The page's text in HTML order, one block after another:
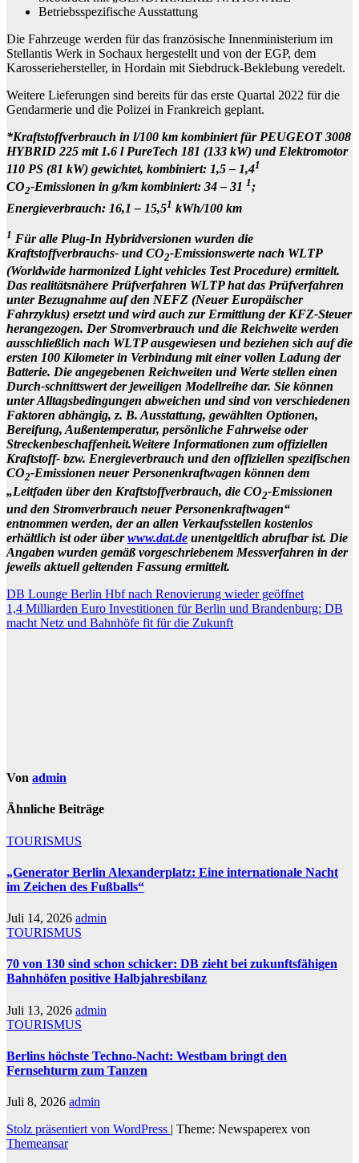
Betriebsspezifische Ausstattung
Die Fahrzeuge werden für das französische Innenministerium im
Stellantis Werk in Sochaux hergestellt und von der EGP, dem
Karosseriehersteller, in Hordain mit Siebdruck-Beklebung veredelt.
Weitere Lieferungen sind bereits für das erste Quartal 2022 für die
Gendarmerie und die Polizei in Frankreich geplant.
*Kraftstoffverbrauch in l/100 km kombiniert für PEUGEOT 3008
HYBRID 225 mit 1.6 l PureTech 181 (133 kW) und Elektromotor
110 PS (81 kW) gewichtet, kombiniert: 1,5 – 1,41
CO2-Emissionen in g/km kombiniert: 34 – 31 1;
Energieverbrauch: 16,1 – 15,51 kWh/100 km
1 Für alle Plug-In Hybridversionen wurden die
Kraftstoffverbrauchs- und CO2-Emissionswerte nach WLTP
(Worldwide harmonized Light vehicles Test Procedure) ermittelt.
Das realitätsnähere Prüfverfahren WLTP hat das Prüfverfahren
unter Bezugnahme auf den NEFZ (Neuer Europäischer
Fahrzyklus) ersetzt und wird auch zur Ermittlung der KFZ-Steuer
herangezogen. Der Stromverbrauch und die Reichweite werden
ausschließlich nach WLTP ausgewiesen und beziehen sich auf die
ersten 100 Kilometer in Verbindung mit einer vollen Ladung der
Batterie. Die angegebenen Reichweiten und Werte stellen einen
Durch-schnittswert der jeweiligen Modellreihe dar. Sie können
unter Alltagsbedingungen abweichen und sind von verschiedenen
Faktoren abhängig, z. B. Ausstattung, gewählten Optionen,
Bereifung, Außentemperatur, persönliche Fahrweise oder
Streckenbeschaffenheit.Weitere Informationen zum offiziellen
Kraftstoff- bzw. Energieverbrauch und den offiziellen spezifischen
CO2-Emissionen neuer Personenkraftwagen können dem
„Leitfaden über den Kraftstoffverbrauch, die CO2-Emissionen
und den Stromverbrauch neuer Personenkraftwagen“
entnommen werden, der an allen Verkaufsstellen kostenlos
erhältlich ist oder überwww.dat.de unentgeltlich abrufbar ist. Die
Angaben wurden gemäß vorgeschriebenem Messverfahren in der
jeweils aktuell geltenden Fassung ermittelt.
Beitragsnavigation
DB Lounge Berlin Hbf nach Renovierung wieder geöffnet
1,4 Milliarden Euro Investitionen für Berlin und Brandenburg: DB
macht Netz und Bahnhöfe fit für die Zukunft
Von admin
Ähnliche Beiträge
TOURISMUS
„Generator Berlin Alexanderplatz: Eine internationale Nacht
im Zeichen des Fußballs“
Juli 14, 2026 admin
TOURISMUS
70 von 130 sind schon schicker: DB zieht bei zukunftsfähigen
Bahnhöfen positive Halbjahresbilanz
Juli 13, 2026 admin
TOURISMUS
Berlins höchste Techno-Nacht: Westbam bringt den
Fernsehturm zum Tanzen
Juli 8, 2026 admin
Stolz präsentiert von WordPress | Theme: Newspaperex von
Themeansar